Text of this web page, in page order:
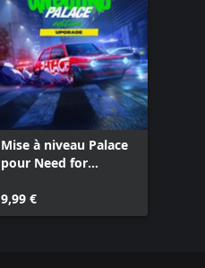
Mise à niveau Palace
pour Need for
9,99 €